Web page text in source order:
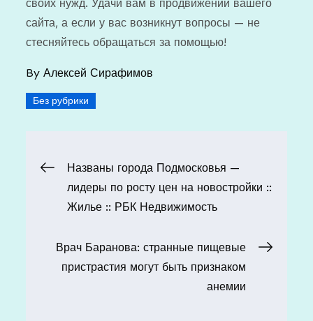
своих нужд. Удачи вам в продвижении вашего
сайта, а если у вас возникнут вопросы — не
стесняйтесь обращаться за помощью!
ByАлексей Сирафимов
Без рубрики
Навигация
по
записям
Названы города Подмосковья —
лидеры по росту цен на новостройки ::
Жилье :: РБК Недвижимость
Врач Баранова: странные пищевые
пристрастия могут быть признаком
анемии